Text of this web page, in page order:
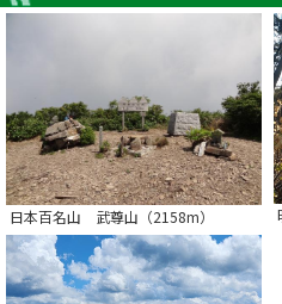
日本百名山 武尊山（2158m）